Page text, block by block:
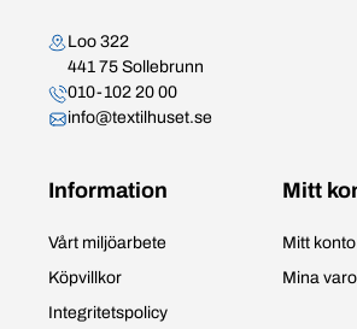
Loo 322
441 75 Sollebrunn
010-102 20 00
info@textilhuset.se
Information
Vårt miljöarbete
Köpvillkor
Integritetspolicy
Mitt
Mitt konto
Mina